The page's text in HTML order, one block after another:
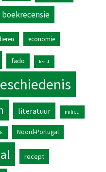
boekrecensie
economie
fado feest
literatuur milieu
Noord-Portugal
recept